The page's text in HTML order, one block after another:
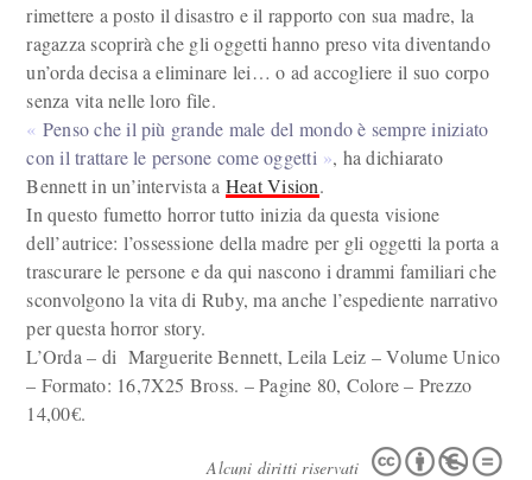
rimettere a posto il disastro e il rapporto con sua madre, la
ragazza scoprirà che gli oggetti hanno preso vita diventando
un’orda decisa a eliminare lei… o ad accogliere il suo corpo
senza vita nelle loro file.
Penso che il più grande male del mondo è sempre iniziato
con il trattare le persone come oggetti
, ha dichiarato
Bennett in un’intervista a Heat Vision.
In questo fumetto horror tutto inizia da questa visione
dell’autrice: l’ossessione della madre per gli oggetti la porta a
trascurare le persone e da qui nascono i drammi familiari che
sconvolgono la vita di Ruby, ma anche l’espediente narrativo
per questa horror story.
L’Orda – di Marguerite Bennett, Leila Leiz – Volume Unico
– Formato: 16,7X25 Bross. – Pagine 80, Colore – Prezzo
14,00€.
Alcuni diritti riservati